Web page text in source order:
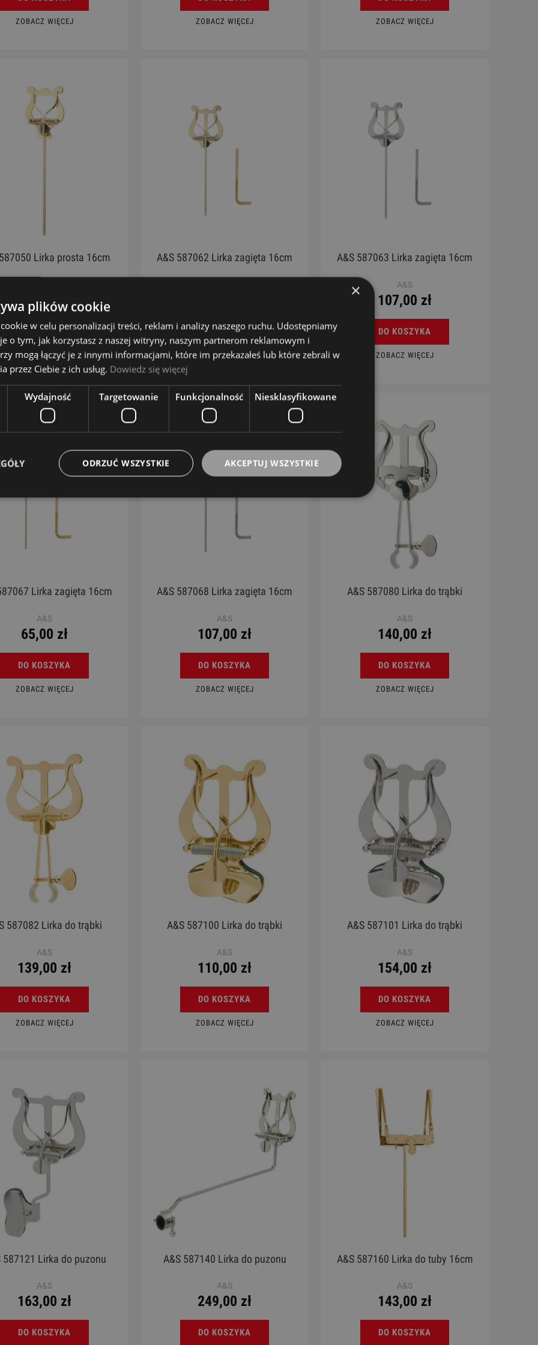
ZOBACZ WIĘCEJ ZOBACZ WIĘCEJ ZOBACZ WIĘCEJ
Lirka prosta 16cm
75,00 zł
DO KOSZYKA
ZOBACZ WIĘCEJ
A&S 587062 Lirka zagięta 16cm
DO KOSZYKA
ZOBACZ WIĘCEJ
A&S 587063 Lirka zagięta 16cm
A&S
107,00 zł
DO KOSZYKA
ZOBACZ WIĘCEJ
Lirka zagięta 16cm
A&S
65,00 zł
DO KOSZYKA
ZOBACZ WIĘCEJ
A&S 587068 Lirka zagięta 16cm
A&S
107,00 zł
DO KOSZYKA
ZOBACZ WIĘCEJ
A&S 587080 Lirka do trąbki
A&S
140,00 zł
DO KOSZYKA
ZOBACZ WIĘCEJ
587082 Lirka do trąbki
A&S
139,00 zł
DO KOSZYKA
ZOBACZ WIĘCEJ
A&S 587100 Lirka do trąbki
A&S
110,00 zł
DO KOSZYKA
ZOBACZ WIĘCEJ
A&S 587101 Lirka do trąbki
A&S
154,00 zł
DO KOSZYKA
ZOBACZ WIĘCEJ
587121 Lirka do puzonu
A&S
163,00 zł
DO KOSZYKA
A&S 587140 Lirka do puzonu
A&S
249,00 zł
DO KOSZYKA
A&S 587160 Lirka do tuby 16cm
A&S
143,00 zł
DO KOSZYKA
×
plików cookie
w celu personalizacji treści, reklam i analizy naszego ruchu. Udostępniamy
o tym, jak korzystasz z naszej witryny, naszym partnerom reklamowym i
mogą łączyć je z innymi informacjami, które im przekazałeś lub które zebrali w
przez Ciebie z ich usług. Dowiedz się więcej
Wydajność Targetowanie Funkcjonalność Niesklasyfikowane
AKCEPTUJ WSZYSTKIE
ODRZUĆ WSZYSTKIE